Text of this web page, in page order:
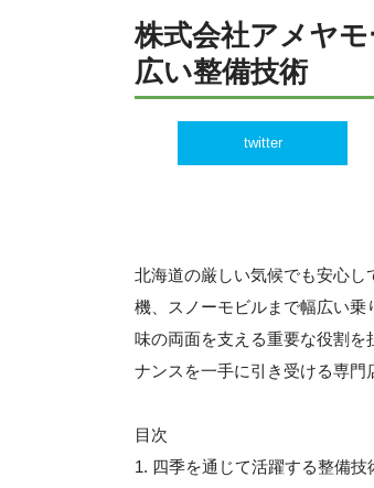
株式会社アメヤ
広い整備技術
twitter
北海道の厳しい気候でも安心
機、スノーモビルまで幅広い乗
味の両面を支える重要な役割
ナンスを一手に引き受ける専門
目次
1. 四季を通じて活躍する整備技